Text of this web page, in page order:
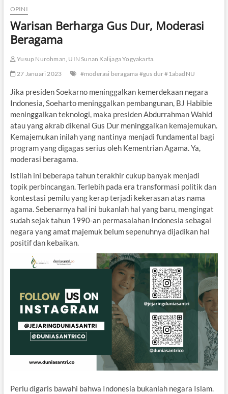
OPINI
Warisan Berharga Gus Dur, Moderasi
Beragama
Yusup Nurohman, UIN Sunan Kalijaga Yogyakarta.
27 Januari 2023
#moderasi beragama #gus dur #1abadNU
Jika presiden Soekarno meninggalkan kemerdekaan negara
Indonesia, Soeharto meninggalkan pembangunan, BJ Habibie
meninggalkan teknologi, maka presiden Abdurrahman Wahid
atau yang akrab dikenal Gus Dur meninggalkan kemajemukan.
Kemajemukan inilah yang nantinya menjadi fundamental bagi
program yang digagas serius oleh Kementrian Agama. Ya,
moderasi beragama.
Istilah ini beberapa tahun terakhir cukup banyak menjadi
topik perbincangan. Terlebih pada era transformasi politik dan
kontestasi pemilu yang kerap terjadi kekerasan atas nama
agama. Sebenarnya hal ini bukanlah hal yang baru, mengingat
sudah sejak tahun 1990-an permasalahan Indonesia sebagai
negara yang amat majemuk belum sepenuhnya dijadikan hal
positif dan kebaikan.
Perlu digaris bawahi bahwa Indonesia bukanlah negara Islam.